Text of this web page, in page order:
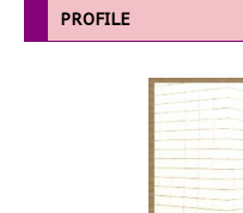
PROFILE